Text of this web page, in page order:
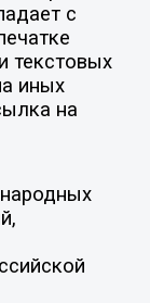
с
текстовых
иных
на